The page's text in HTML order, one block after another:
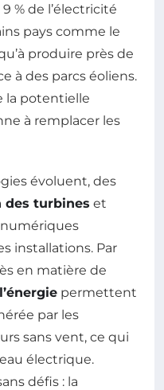
% de l’électricité
pays comme le
produire près de
à des parcs éoliens.
la potentielle
à remplacer les
évoluent, des
des turbines et
installations. Par
en matière de
permettent
par les
sans vent, ce qui
électrique.
défis : la